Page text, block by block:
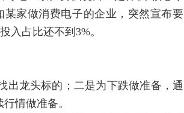
家做消费电子的企业，突然宣布要
入占比还不到3%。
龙头标的；二是为下跌做准备，通
情做准备。